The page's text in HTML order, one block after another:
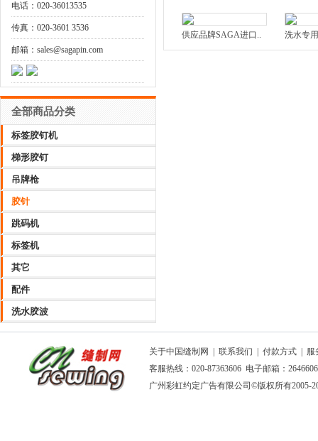
电话：020-36013535
传真：020-3601 3536
邮箱：sales@sagapin.com
全部商品分类
标签胶钉机
梯形胶钉
吊牌枪
胶针
跳码机
标签机
其它
配件
洗水胶波
供应品牌SAGA进口.. 洗水专
关于中国缝制网 联系我们 付款方式
服
客服热线：020-87363606 电子邮箱：
广州彩虹约定广告有限公司 ©版权所有2005-